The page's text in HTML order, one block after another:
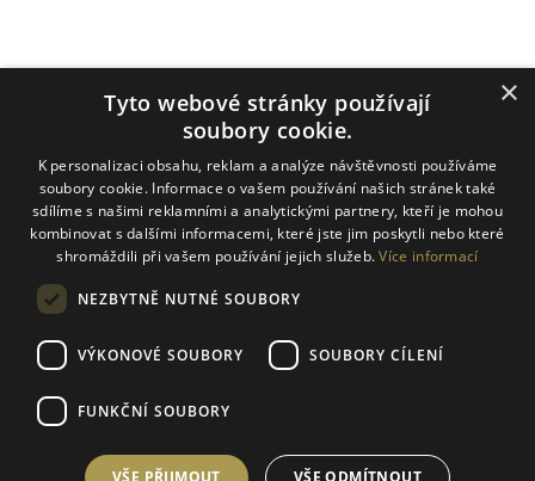
Platební metody
Dopravci
×
Tyto webové stránky používají
soubory cookie.
K personalizaci obsahu, reklam a analýze návštěvnosti používáme
soubory cookie. Informace o vašem používání našich stránek také
sdílíme s našimi reklamními a analytickými partnery, kteří je mohou
kombinovat s dalšími informacemi, které jste jim poskytli nebo které
shromáždili při vašem používání jejich služeb.Více informací
NEZBYTNĚ NUTNÉ SOUBORY
VÝKONOVÉ SOUBORY SOUBORY CÍLENÍ
FUNKČNÍ SOUBORY
VŠE PŘIJMOUT VŠE ODMÍTNOUT